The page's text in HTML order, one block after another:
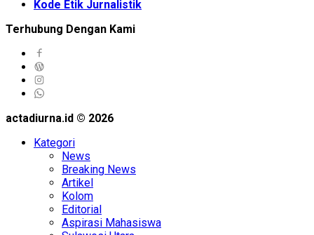
Kode Etik Jurnalistik
Terhubung Dengan Kami
actadiurna.id © 2026
Kategori
News
Breaking News
Artikel
Kolom
Editorial
Aspirasi Mahasiswa